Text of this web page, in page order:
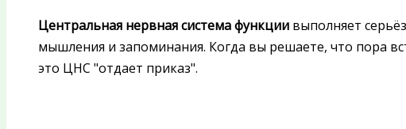
Центральная нервная система функции выполняет
мышления и запоминания. Когда вы решаете, что пора
это ЦНС "отдает приказ".